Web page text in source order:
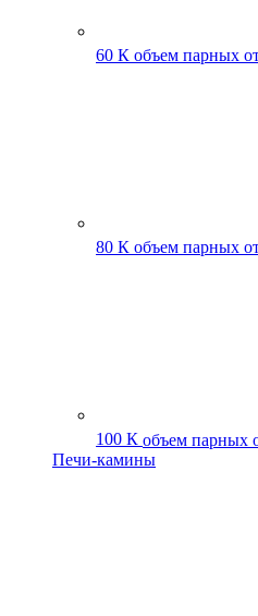
60 К объем парных
80 К объем парных
100 К объем парных
Печи-камины